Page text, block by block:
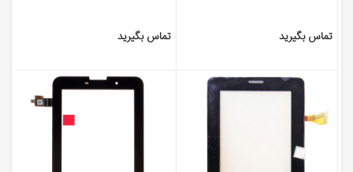
تماس بگیرید
تماس بگیرید